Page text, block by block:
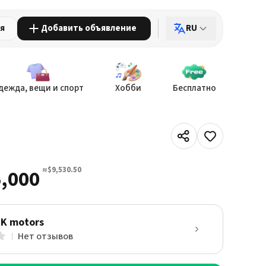
Добавить объявление RU
вещи и спорт Хобби Бесплатно
≈$9,530.50
motors
Нет отзывов